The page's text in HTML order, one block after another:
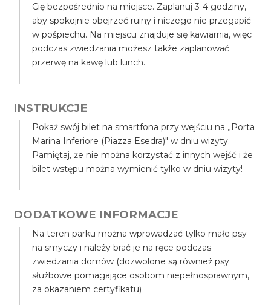
Cię bezpośrednio na miejsce. Zaplanuj 3-4 godziny,
aby spokojnie obejrzeć ruiny i niczego nie przegapić
w pośpiechu. Na miejscu znajduje się kawiarnia, więc
podczas zwiedzania możesz także zaplanować
przerwę na kawę lub lunch.
INSTRUKCJE
Pokaż swój bilet na smartfona przy wejściu na „Porta
Marina Inferiore (Piazza Esedra)" w dniu wizyty.
Pamiętaj, że nie można korzystać z innych wejść i że
bilet wstępu można wymienić tylko w dniu wizyty!
DODATKOWE INFORMACJE
Na teren parku można wprowadzać tylko małe psy
na smyczy i należy brać je na ręce podczas
zwiedzania domów (dozwolone są również psy
służbowe pomagające osobom niepełnosprawnym,
za okazaniem certyfikatu)